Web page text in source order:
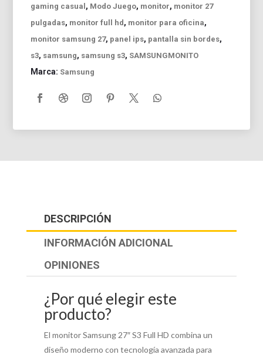
gaming casual, Modo Juego, monitor, monitor 27
pulgadas, monitor full hd, monitor para oficina,
monitor samsung 27, panel ips, pantalla sin bordes,
s3, samsung, samsung s3, SAMSUNGMONITO
Marca: Samsung
DESCRIPCIÓN
INFORMACIÓN ADICIONAL
OPINIONES
¿Por qué elegir este
producto?
El monitor Samsung 27″ S3 Full HD combina un
diseño moderno con tecnología avanzada para